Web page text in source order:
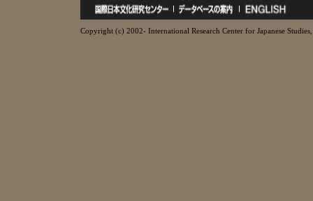
Copyright (c) 2002- International Research Center for Japanese